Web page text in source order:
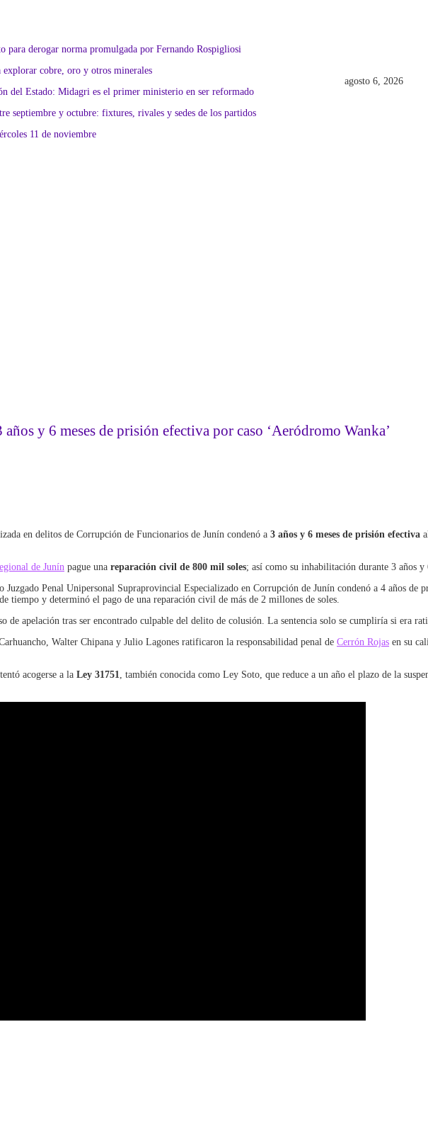
derogar norma promulgada por Fernando Rospigliosi
explorar cobre, oro y otros minerales
del Estado: Midagri es el primer ministerio en ser reformado
septiembre y octubre: fixtures, rivales y sedes de los partidos
11 de noviembre
agosto 6, 2026
y 6 meses de prisión efectiva por caso ‘Aeródromo Wanka’
en delitos de Corrupción de Funcionarios de Junín condenó a 3 años y 6 meses de prisión efectiva
de Junín pague una reparación civil de 800 mil soles; así como su inhabilitación durante 3 años y
Juzgado Penal Unipersonal Supraprovincial Especializado en Corrupción de Junín condenó a 4 años de
tiempo y determinó el pago de una reparación civil de más de 2 millones de soles.
de apelación tras ser encontrado culpable del delito de colusión. La sentencia solo se cumpliría si era
Walter Chipana y Julio Lagones ratificaron la responsabilidad penal de Cerrón Rojas en su
acogerse a la Ley 31751
, también conocida como Ley Soto, que reduce a un año el plazo de la